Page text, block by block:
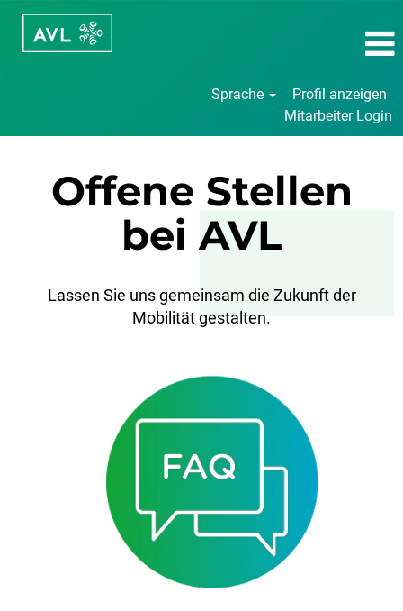
Sprache
Profil anzeigen
Mitarbeiter Login
Offene Stellen
bei AVL
Lassen Sie uns gemeinsam die Zukunft der
Mobilität gestalten.